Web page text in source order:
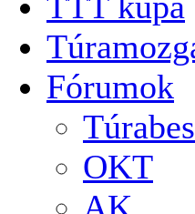
Fórumok
OKT